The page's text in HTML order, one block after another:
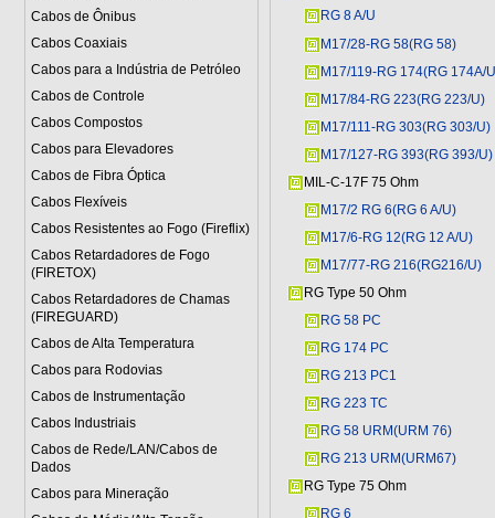
Cabos de Ônibus
Cabos Coaxiais
Cabos para a Indústria de Petróleo
Cabos de Controle
Cabos Compostos
Cabos para Elevadores
Cabos de Fibra Óptica
Cabos Flexíveis
Cabos Resistentes ao Fogo (Fireflix)
Cabos Retardadores de Fogo
(FIRETOX)
Cabos Retardadores de Chamas
(FIREGUARD)
Cabos de Alta Temperatura
Cabos para Rodovias
Cabos de Instrumentação
Cabos Industriais
Cabos de Rede/LAN/Cabos de
Dados
Cabos para Mineração
RG 8 A/U
M17/28-RG 58(RG 58)
M17/119-RG 174(RG 174A/
M17/84-RG 223(RG 223/U)
M17/111-RG 303(RG 303/U)
M17/127-RG 393(RG 393/U)
MIL-C-17F 75 Ohm
M17/2 RG 6(RG 6 A/U)
M17/6-RG 12(RG 12 A/U)
M17/77-RG 216(RG216/U)
RG Type 50 Ohm
RG 58 PC
RG 174 PC
RG 213 PC1
RG 223 TC
RG 58 URM(URM 76)
RG 213 URM(URM67)
RG Type 75 Ohm
RG 6